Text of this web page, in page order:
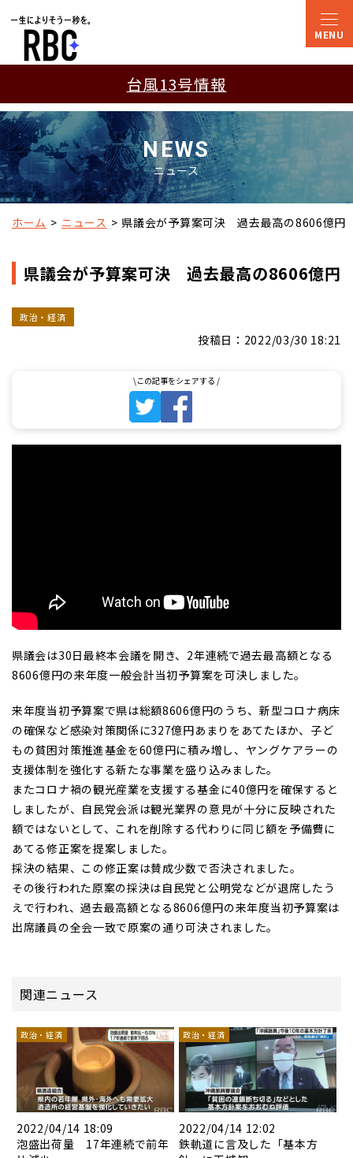
台風13号情報
NEWS
ニュース
ホーム ニュース 県議会が予算案可決　過去最高の8606億円
県議会が予算案可決 過去最高の8606億円
政治・経済
投稿日：2022/03/30 18:21
県議会は30日最終本会議を開き、2年連続で過去最高額となる
8606億円の来年度一般会計当初予算案を可決しました。
来年度当初予算案で県は総額8606億円のうち、新型コロナ病床
の確保など感染対策関係に327億円あまりをあてたほか、子ど
もの貧困対策推進基金を60億円に積み増し、ヤングケアラーの
支援体制を強化する新たな事業を盛り込みました。
またコロナ禍の観光産業を支援する基金に40億円を確保すると
しましたが、自民党会派は観光業界の意見が十分に反映された
額ではないとして、これを削除する代わりに同じ額を予備費に
あてる修正案を提案しました。
採決の結果、この修正案は賛成少数で否決されました。
その後行われた原案の採決は自民党と公明党などが退席したう
えで行われ、過去最高額となる8606億円の来年度当初予算案は
出席議員の全会一致で原案の通り可決されました。
関連ニュース
政治・経済
2022/04/14 18:09
泡盛出荷量 17年連続で前年
政治・経済
2022/04/14 12:02
鉄軌道に言及した「基本方